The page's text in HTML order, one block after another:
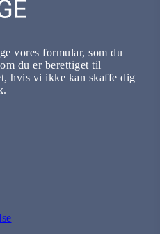
vores formular, som du
du er berettiget til
hvis vi ikke kan skaffe dig